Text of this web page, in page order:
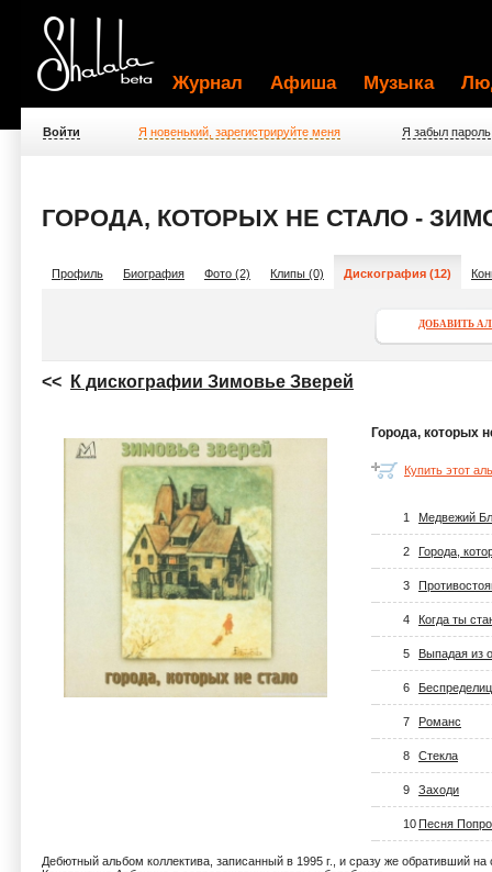
Журнал Афиша Музыка
Войти Я новенький, зарегистрируйте меня Я забыл пароль
ГОРОДА, КОТОРЫХ НЕ СТАЛО -
Профиль Биография Фото (2) Клипы (0) Дискография (12)
ДОБАВИТЬ
<< К дискографии Зимовье Зверей
Города, которых
Купить этот
1 Медвежий
2 Города,
3
4 Когда ты
5 Выпадая из
6
7 Романс
8 Стекла
9 Заходи
10Песня
Дебютный альбом коллектива, записанный в 1995 г., и сразу же обративший